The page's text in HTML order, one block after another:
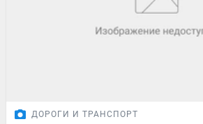
ДОРОГИ И ТРАНСПОРТ